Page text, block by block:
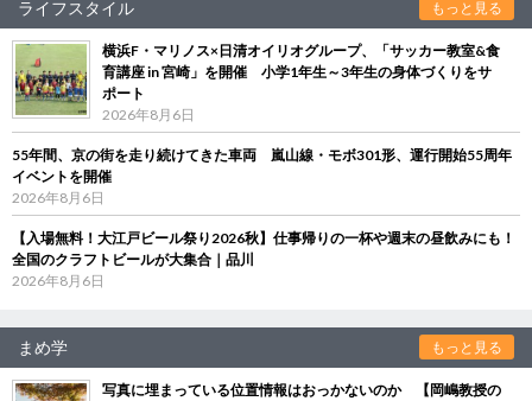
ライフスタイル もっと見る
横浜F・マリノス×日清オイリオグループ、「サッカー教室&食
育講座 in 宮崎」を開催 小学1年生～3年生の身体づくりをサ
ポート
2026年8月6日
55年間、京の街を走り続けてきた車両 嵐山線・モボ301形、運行開始55周年
イベントを開催
2026年8月6日
【入場無料！大江戸ビール祭り2026秋】仕事帰りの一杯や週末の昼飲みにも！
全国のクラフトビールが大集合｜品川
2026年8月6日
まめ学 もっと見る
写真に埋まっている位置情報はおっかないのか 【岡嶋教授の